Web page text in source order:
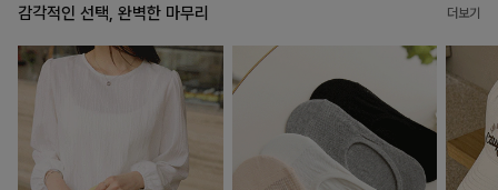
감각적인 선택, 완벽한 마무리 더보기